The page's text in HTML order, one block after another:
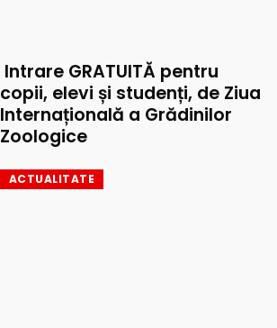
Intrare GRATUITĂ pentru
copii, elevi și studenți, de Ziua
Internațională a Grădinilor
Zoologice
ACTUALITATE